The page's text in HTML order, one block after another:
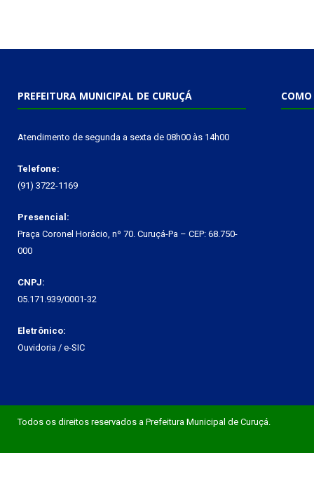
PREFEITURA MUNICIPAL DE CURUÇÁ
Atendimento de segunda a sexta de 08h00 às 14h00
Telefone:
(91) 3722-1169
Presencial:
Praça Coronel Horácio, nº 70. Curuçá-Pa – CEP: 68.750-
000
CNPJ:
05.171.939/0001-32
Eletrônico:
Ouvidoria / e-SIC
COMO
Todos os direitos reservados a Prefeitura Municipal de Curuçá.